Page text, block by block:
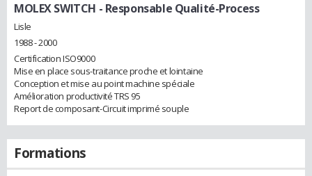
MOLEX SWITCH - Responsable Qualité-Process
Lisle
1988 - 2000
Certification ISO9000
Mise en place sous-traitance proche et lointaine
Conception et mise au point machine spéciale
Amélioration productivité TRS 95
Report de composant-Circuit imprimé souple
Formations